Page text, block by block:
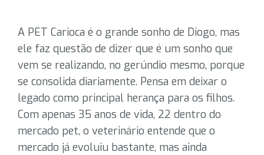
A PET Carioca é o grande sonho de Diogo, mas
ele faz questão de dizer que é um sonho que
vem se realizando, no gerúndio mesmo, porque
se consolida diariamente. Pensa em deixar o
legado como principal herança para os filhos.
Com apenas 35 anos de vida, 22 dentro do
mercado pet, o veterinário entende que o
mercado já evoluiu bastante, mas ainda